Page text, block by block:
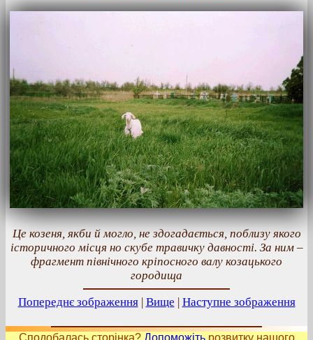
Це козеня, якби й могло, не здогадається, поблизу якого
історичного місця но скубе травичку давності. За ним –
фрагмент північного кріпосного валу козацького
городища
Попереднє зображення| Вище | Наступне зображення
Сподобалась сторінка? Допоможітьрозвитку нашого